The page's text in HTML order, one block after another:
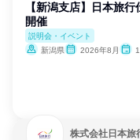
【新潟支店】日本旅
開催
説明会・イベント
新潟県
2026年8月
株式会社日本旅